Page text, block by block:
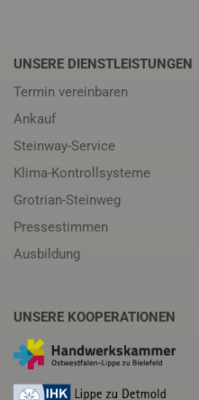
UNSERE DIENSTLEISTUNGEN
Termin vereinbaren
Ankauf
Steinway-Service
Klima-Kontrollsysteme
Grotrian-Steinweg
Pressestimmen
Ausbildung
UNSERE KOOPERATIONEN